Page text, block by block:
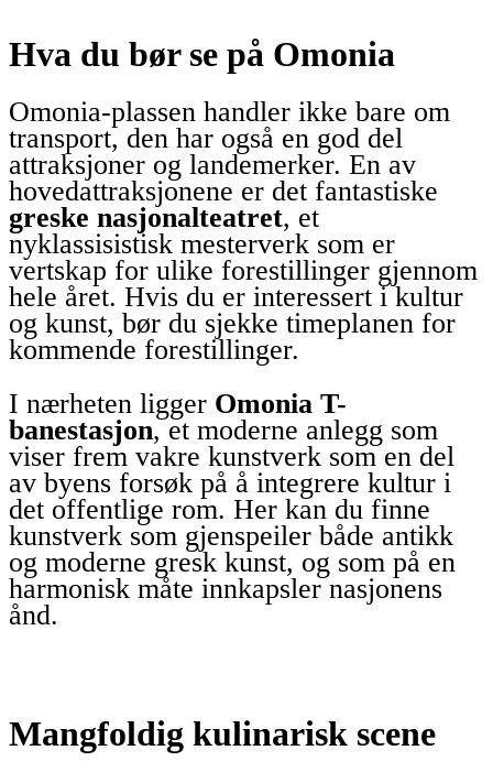
Hva du bør se på Omonia
Omonia-plassen handler ikke bare om
transport, den har også en god del
attraksjoner og landemerker. En av
hovedattraksjonene er det fantastiske
greske nasjonalteatret, et
nyklassisistisk mesterverk som er
vertskap for ulike forestillinger gjennom
hele året. Hvis du er interessert i kultur
og kunst, bør du sjekke timeplanen for
kommende forestillinger.
I nærheten ligger Omonia T-
banestasjon, et moderne anlegg som
viser frem vakre kunstverk som en del
av byens forsøk på å integrere kultur i
det offentlige rom. Her kan du finne
kunstverk som gjenspeiler både antikk
og moderne gresk kunst, og som på en
harmonisk måte innkapsler nasjonens
ånd.
Mangfoldig kulinarisk scene